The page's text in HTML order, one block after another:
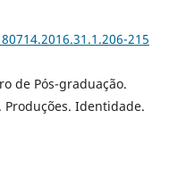
215
de Pós-graduação.
Produções. Identidade.